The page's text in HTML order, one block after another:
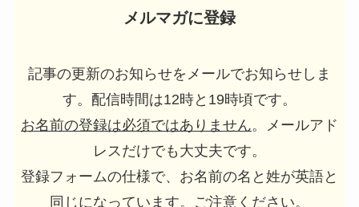
メルマガに登録
記事の更新のお知らせをメールでお知らせしま
す。配信時間は12時と19時頃です。
お名前の登録は必須ではありません。メールアド
レスだけでも大丈夫です。
登録フォームの仕様で、お名前の名と姓が英語と
同じになっています。ご注意ください。